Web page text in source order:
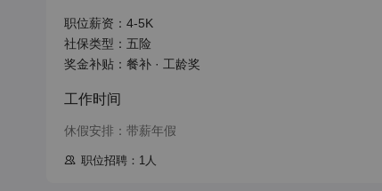
职位薪资：4-5K
社保类型：五险
奖金补贴：餐补 · 工龄奖
工作时间
休假安排：带薪年假
职位招聘：1人